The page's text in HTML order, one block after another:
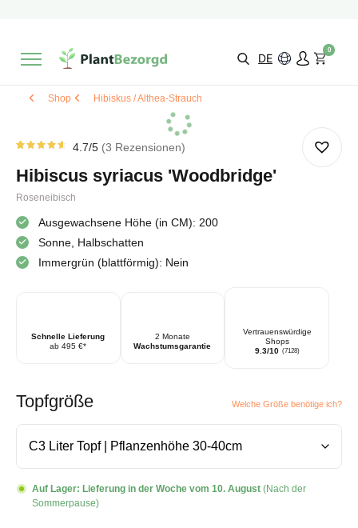
Wähle selbst
DE
0
Shop Hibiskus / Althea-Strauch
von 5
von
aus
4.7/5 3 Rezensionen
Hibiscus syriacus 'Woodbridge'
Roseneibisch
Ausgewachsene Höhe (in CM): 200
Sonne, Halbschatten
Immergrün (blattförmig): Nein
Schnelle Lieferung
ab 495 €*
2 Monate
Wachstumsgarantie
Vertrauenswürdige
Shops
9.3/10 (7128)
Topfgröße Welche Größe benötige ich?
Auf Lager: Lieferung in der Woche vom 10. August (Nach der
Sommerpause)